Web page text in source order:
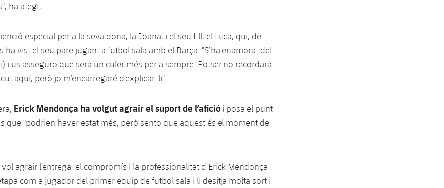
ha afegit.
especial per a la seva dona, la Joana, i el seu fill, el Luca, qui, de
ha vist el seu pare jugant a futbol sala amb el Barça: "S’ha enamorat del
i us asseguro que serà un culer més per a sempre. Potser no recordarà
aquí, però jo m’encarregaré d’explicar-li".
Erick Mendonça ha volgut agrair el suport de l’afició i posa el punt
que "podrien haver estat més, però sento que aquest és el moment de
vol agrair l’entrega, el compromís i la professionalitat d’Erick Mendonça
com a jugador del primer equip de futbol sala i li desitja molta sort i